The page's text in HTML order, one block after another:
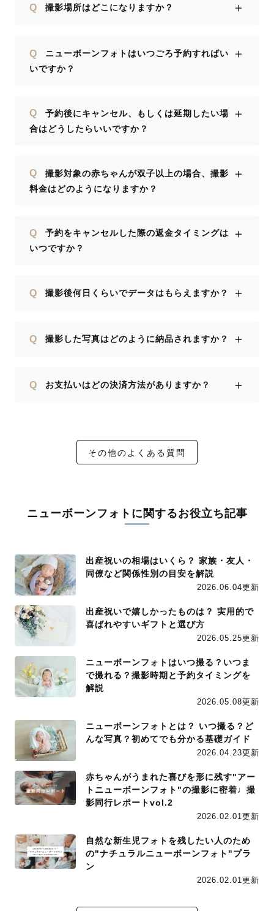
Q 撮影場所はどこになりますか？ ＋
Q
ニューボーンフォトはいつごろ予約すればい
いですか？
＋
Q
予約後にキャンセル、もしくは延期したい場
合はどうしたらいいですか？
＋
Q
撮影対象の赤ちゃんが双子以上の場合、撮影
料金はどのようになりますか？
＋
Q
予約をキャンセルした際の返金タイミングは
いつですか？
＋
Q 撮影後何日くらいでデータはもらえますか？ ＋
Q 撮影した写真はどのように納品されますか？ ＋
Q お支払いはどの決済方法がありますか？ ＋
その他のよくある質問
ニューボーンフォトに関するお役立ち記事
出産祝いの相場はいくら？ 家族・友人・
同僚など関係性別の目安を解説
2026.06.04更新
出産祝いで嬉しかったものは？ 実用的で
喜ばれやすいギフトと選び方
2026.05.25更新
ニューボーンフォトはいつ撮る？いつま
で撮れる？撮影時期と予約タイミングを
解説
2026.05.08更新
ニューボーンフォトとは？ いつ撮る？ど
んな写真？初めてでも分かる基礎ガイド
2026.04.23更新
赤ちゃんがうまれた喜びを形に残す"アー
トニューボーンフォト"の撮影に密着♩撮
影同行レポートvol.2
2026.02.01更新
自然な新生児フォトを残したい人のため
の"ナチュラルニューボーンフォト"プラ
ン
2026.02.01更新